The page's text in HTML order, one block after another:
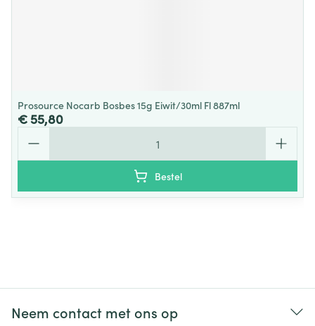
Prosource Nocarb Bosbes 15g Eiwit/30ml Fl 887ml
€ 55,80
Bestel
Neem contact met ons op